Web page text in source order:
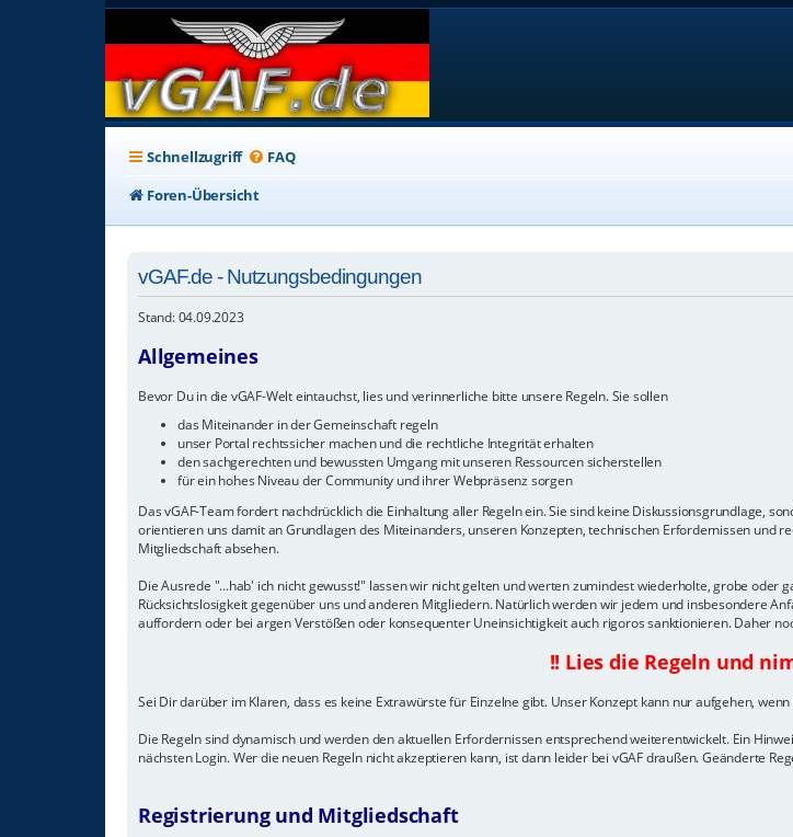
Schnellzugriff FAQ
Foren-Übersicht
vGAF.de - Nutzungsbedingungen
Stand: 04.09.2023
Allgemeines
Bevor Du in die vGAF-Welt eintauchst, lies und verinnerliche bitte unsere Regeln. Sie sollen
das Miteinander in der Gemeinschaft regeln
unser Portal rechtssicher machen und die rechtliche Integrität erhalten
den sachgerechten und bewussten Umgang mit unseren Ressourcen sicherstellen
für ein hohes Niveau der Community und ihrer Webpräsenz sorgen
Das vGAF-Team fordert nachdrücklich die Einhaltung aller Regeln ein. Sie sind keine Diskussionsgrundlage,
orientieren uns damit an Grundlagen des Miteinanders, unseren Konzepten, technischen Erfordernissen und
Mitgliedschaft absehen.
Die Ausrede "...hab' ich nicht gewusst!" lassen wir nicht gelten und werten zumindest wiederholte, grobe oder
Rücksichtslosigkeit gegenüber uns und anderen Mitgliedern. Natürlich werden wir jedem und insbesondere
auffordern oder bei argen Verstößen oder konsequenter Uneinsichtigkeit auch rigoros sanktionieren. Daher
!! Lies die Regeln und
Sei Dir darüber im Klaren, dass es keine Extrawürste für Einzelne gibt. Unser Konzept kann nur aufgehen,
Die Regeln sind dynamisch und werden den aktuellen Erfordernissen entsprechend weiterentwickelt. Ein
nächsten Login. Wer die neuen Regeln nicht akzeptieren kann, ist dann leider bei vGAF draußen. Geänderte
Registrierung und Mitgliedschaft